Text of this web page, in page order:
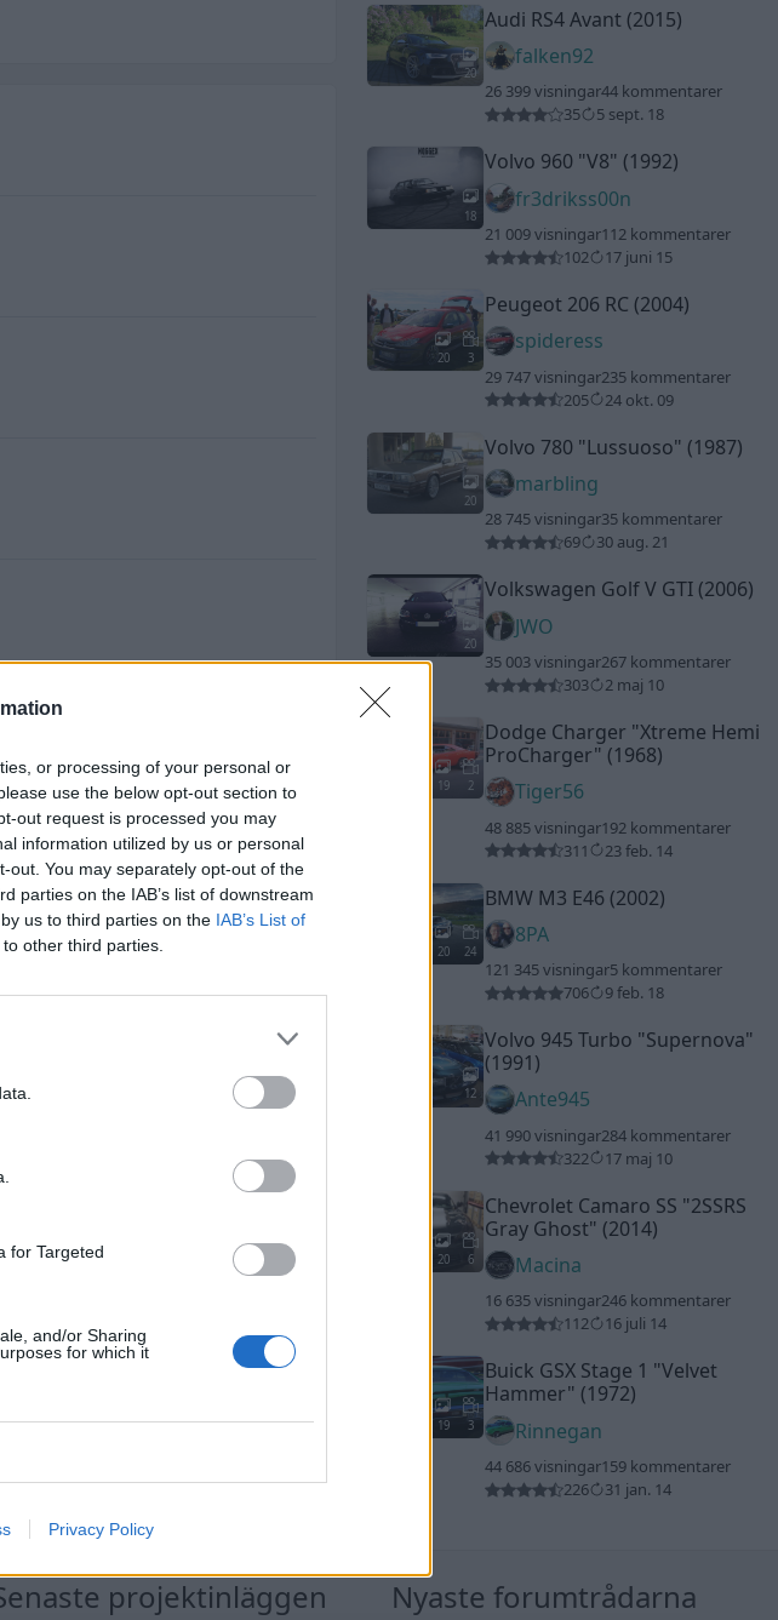
or processing of your personal or
use the below opt-out section to
out request is processed you may
information utilized by us or personal
out. You may separately opt-out of the
parties on the IAB’s list of downstream
us to third parties on the IAB’s List of
other third parties.
for Targeted
and/or Sharing
for which it
Privacy Policy
20
Audi RS4 Avant (2015)
falken92
26 399 visningar44 kommentarer
35
5 sept. 18
18
Volvo 960 "V8" (1992)
fr3drikss00n
21 009 visningar112 kommentarer
102
17 juni 15
20 3
Peugeot 206 RC (2004)
spideress
29 747 visningar235 kommentarer
205
24 okt. 09
20
Volvo 780 "Lussuoso" (1987)
marbling
28 745 visningar35 kommentarer
69
30 aug. 21
20
Volkswagen Golf V GTI (2006)
JWO
35 003 visningar267 kommentarer
303
2 maj 10
19 2
Dodge Charger "Xtreme Hemi
ProCharger" (1968)
Tiger56
48 885 visningar192 kommentarer
311
23 feb. 14
20 24
BMW M3 E46 (2002)
8PA
121 345 visningar5 kommentarer
706
9 feb. 18
12
Volvo 945 Turbo "Supernova"
(1991)
Ante945
41 990 visningar284 kommentarer
322
17 maj 10
20 6
Chevrolet Camaro SS "2SSRS
Gray Ghost" (2014)
Macina
16 635 visningar246 kommentarer
112
16 juli 14
19 3
Buick GSX Stage 1 "Velvet
Hammer" (1972)
Rinnegan
44 686 visningar159 kommentarer
226
31 jan. 14
projektinläggen Nyaste forumtrådarna